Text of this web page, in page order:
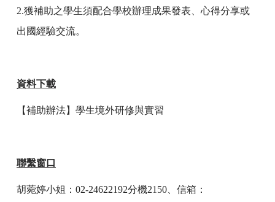
2.獲補助之學生須配合學校辦理成果發表、心得分享或
出國經驗交流。
資料下載
【補助辦法】學生境外研修與實習
聯繫窗口
胡菀婷小姐 ： 02-24622192分機2150 、信箱 ：